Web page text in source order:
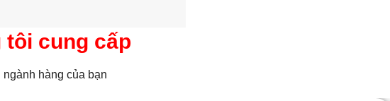
tôi cung cấp
hàng của bạn